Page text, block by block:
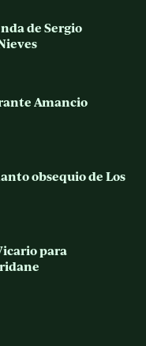
de Sergio
Amancio
obsequio de Los
para